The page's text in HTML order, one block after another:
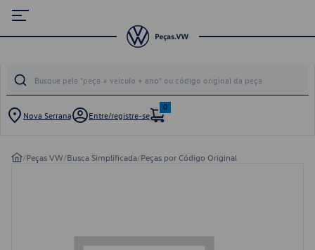
Nova Serrana Entre/registre-se
0
/Peças VW/Busca Simplificada/Peças por Código Original